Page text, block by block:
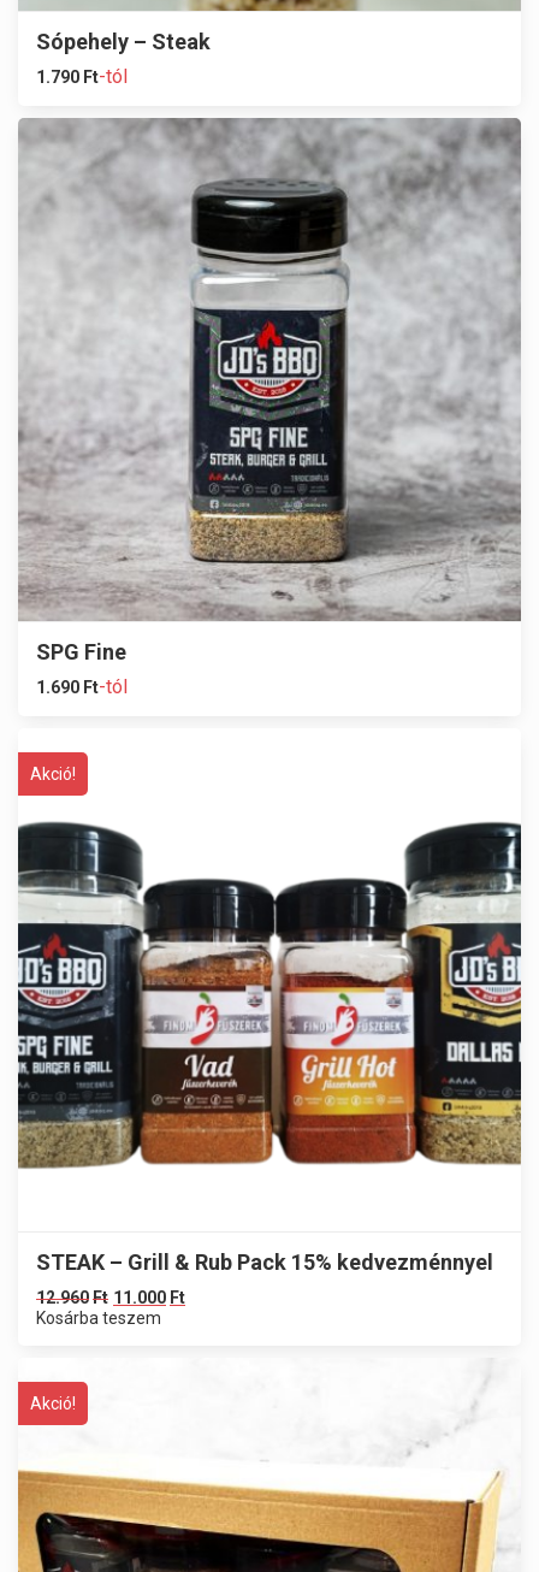
Sópehely – Steak
1.790 Ft-tól
SPG Fine
1.690 Ft-tól
Akció!
STEAK – Grill & Rub Pack 15% kedvezménnyel
12.960Ft 11.000 Ft
Kosárba teszem
Akció!